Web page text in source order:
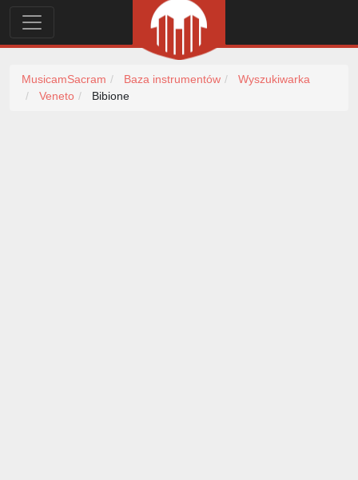
MusicamSacram Baza instrumentów
Wyszukiwarka
Veneto
Bibione